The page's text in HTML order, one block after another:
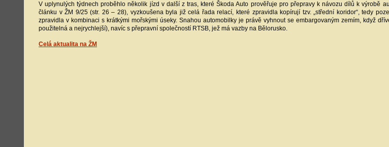
V uplynulých týdnech proběhlo několik jízd v další z tras, které Škoda Auto prověřuje pro přepravy k návozu dílů k výrobě
článku v ŽM 9/25 (str. 26 – 28), vyzkoušena byla již celá řada relací, které zpravidla kopírují tzv. „střední koridor“, tedy
zpravidla v kombinaci s krátkými mořskými úseky. Snahou automobilky je právě vyhnout se embargovaným zemím, když
použitelná a nejrychlejší), navíc s přepravní společností RTSB, jež má vazby na Bělorusko.
Celá aktualita na ŽM